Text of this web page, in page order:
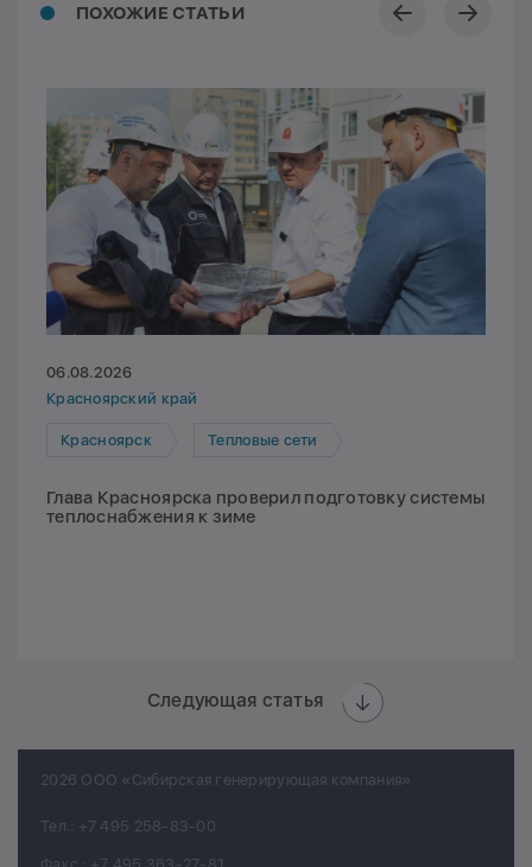
ПОХОЖИЕ СТАТЬИ
06.08.2026
Красноярский край
Красноярск Тепловые сети
Глава Красноярска проверил подготовку системы
теплоснабжения к зиме
Следующая статья
2026 ООО «Сибирская генерирующая компания»
Тел.: +7 495 258-83-00